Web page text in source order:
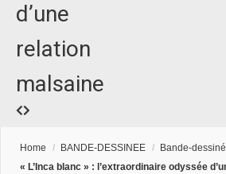
d’une
relation
malsaine
Home / BANDE-DESSINEE / Bande-
« L’Inca blanc » : l’extraordinaire odyssée